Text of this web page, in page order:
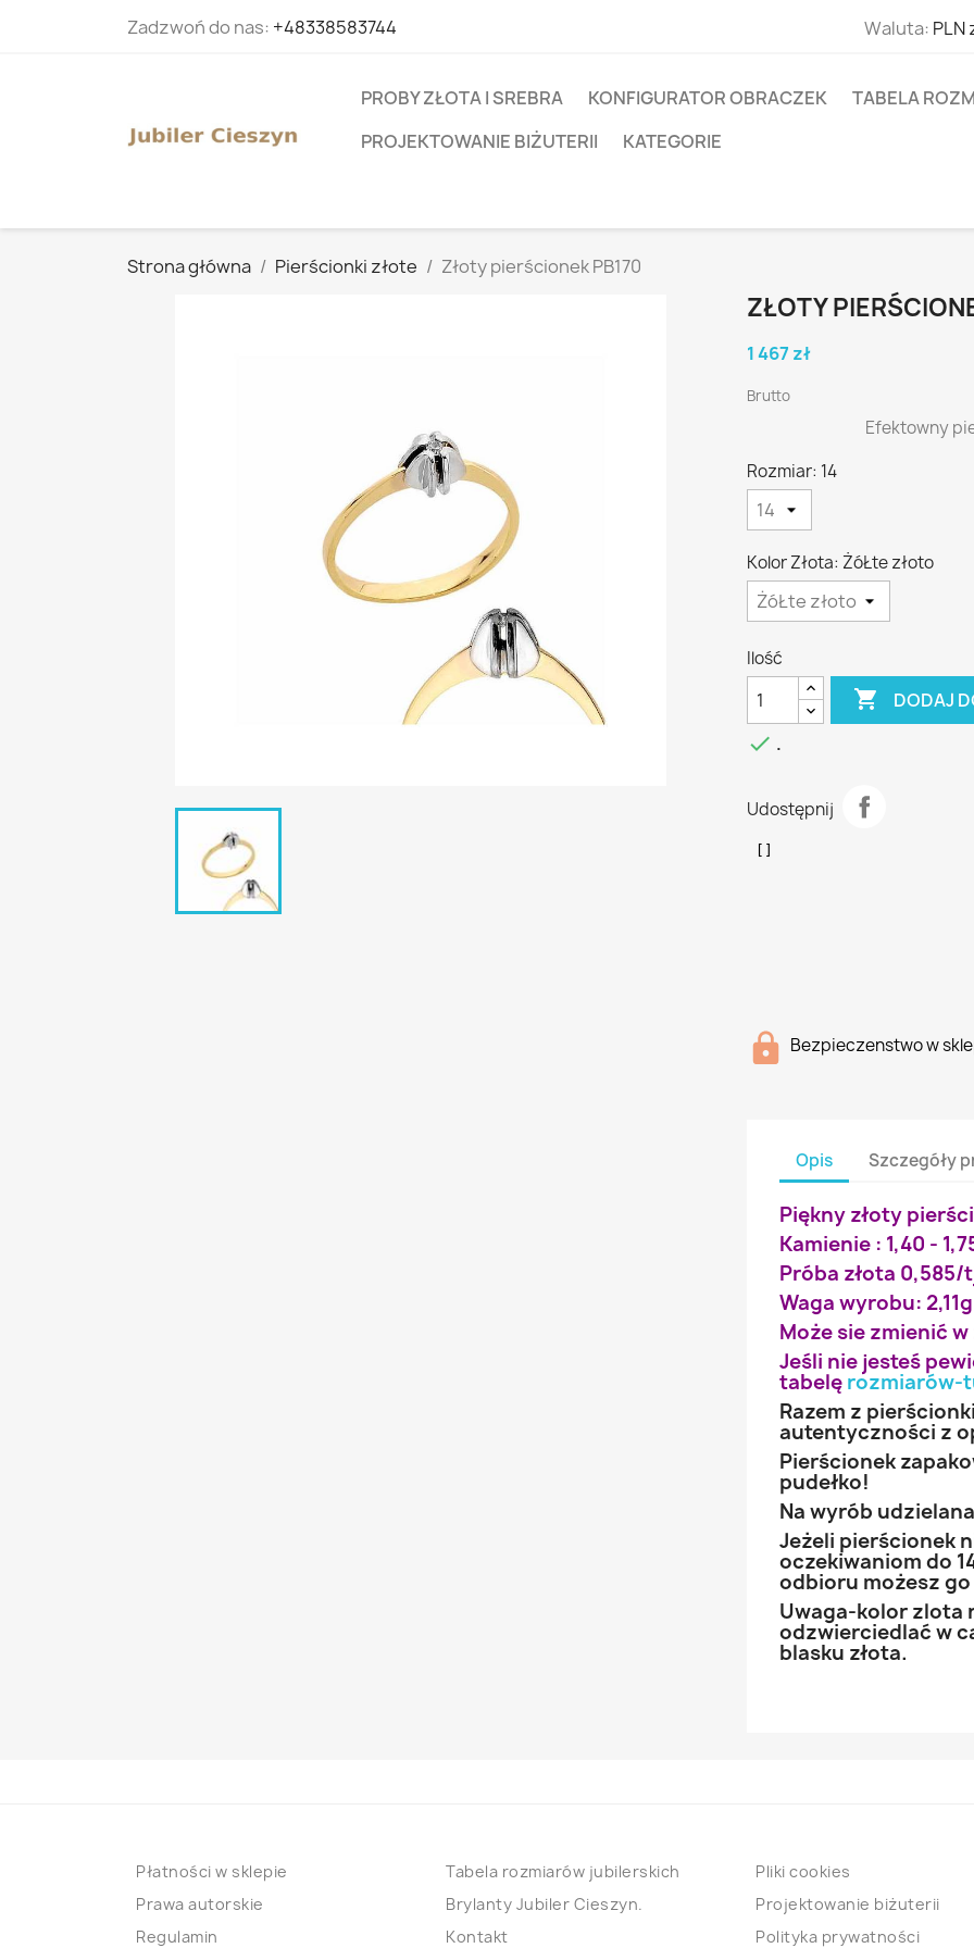
Zadzwoń do nas: +48338583744 Waluta: PLN
PROBY ZŁOTA I SREBRA KONFIGURATOR OBRACZEK
TABELA
PROJEKTOWANIE BIŻUTERII
KATEGORIE
Strona główna Pierścionki złote Złoty pierścionek PB170
ZŁOTY
1 467 zł
Brutto
Efektowny
Rozmiar: 14
Kolor Złota: ŻóŁte złoto
Ilość
 DODAJ
 .
Udostępnij
Bezpieczenstwo w
Opis Szczegóły
Piękny złoty
Kamienie : 1,40 -
Próba złota 0,585/
Waga wyrobu: 2,11g
Może sie zmienić
Jeśli nie jesteś
tabelę rozmiarów-
Razem z
autentyczności z
Pierścionek
pudełko!
Na wyrób
Jeżeli pierścionek
oczekiwaniom do
odbioru możesz
Uwaga-kolor zlota
odzwierciedlać w
blasku złota.
Płatności w sklepie
Prawa autorskie
Regulamin
Tabela rozmiarów jubilerskich
Brylanty Jubiler Cieszyn.
Kontakt
Pliki cookies
Projektowanie biżuterii
Polityka prywatności